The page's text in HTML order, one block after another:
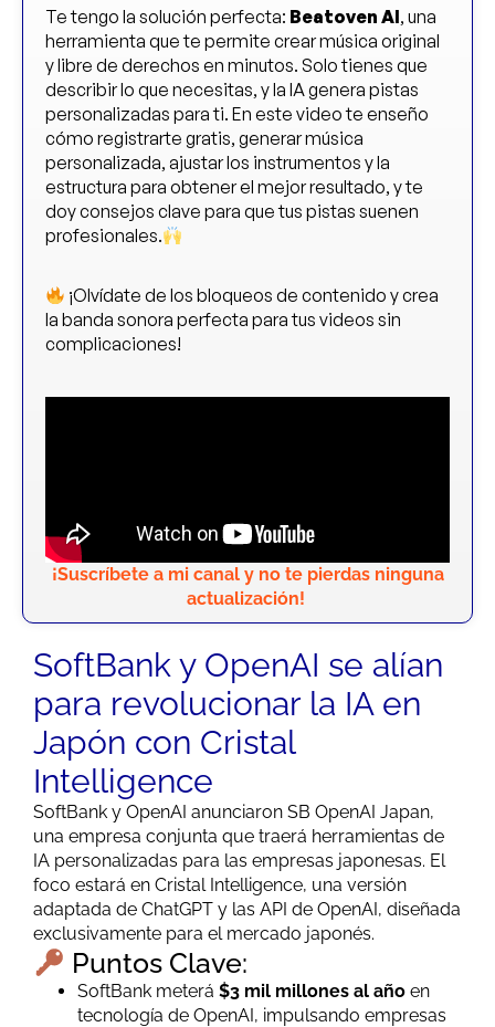
Te tengo la solución perfecta: Beatoven AI, una
herramienta que te permite crear música original
y libre de derechos en minutos. Solo tienes que
describir lo que necesitas, y la IA genera pistas
personalizadas para ti. En este video te enseño
cómo registrarte gratis, generar música
personalizada, ajustar los instrumentos y la
estructura para obtener el mejor resultado, y te
doy consejos clave para que tus pistas suenen
profesionales.
¡Olvídate de los bloqueos de contenido y crea
la banda sonora perfecta para tus videos sin
complicaciones!
¡Suscríbete a mi canal y no te pierdas ninguna
actualización!
SoftBank y OpenAI se alían
para revolucionar la IA en
Japón con Cristal
Intelligence
SoftBank y OpenAI anunciaron SB OpenAI Japan,
una empresa conjunta que traerá herramientas de
IA personalizadas para las empresas japonesas. El
foco estará en Cristal Intelligence, una versión
adaptada de ChatGPT y las API de OpenAI, diseñada
exclusivamente para el mercado japonés.
Puntos Clave:
SoftBank meterá $3 mil millones al año en
tecnología de OpenAI, impulsando empresas